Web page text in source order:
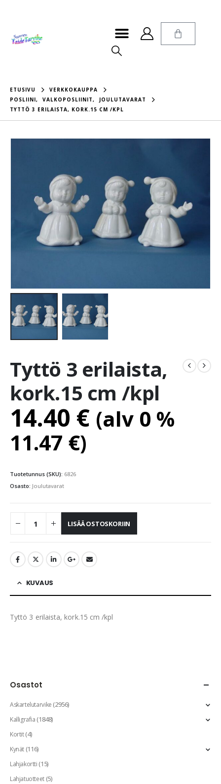
ETUSIVU
VERKKOKAUPPA
POSLIINI, VALKOPOSLIINIT,
JOULUTAVARAT
TYTTÖ 3 ERILAISTA, KORK.15 CM /KPL
Tyttö 3 erilaista,
kork.15 cm /kpl
14.40 € (alv 0 %
11.47 €)
Tuotetunnus (SKU): 6826
Osasto: Joulutavarat
LISÄÄ OSTOSKORIIN
KUVAUS
Tyttö 3 erilaista, kork.15 cm /kpl
Osastot
Askartelutarvike(2956)
Kalligrafia(1848)
Kortit(4)
Kynät(116)
Lahjakortti(15)
Lahjatuotteet(5)